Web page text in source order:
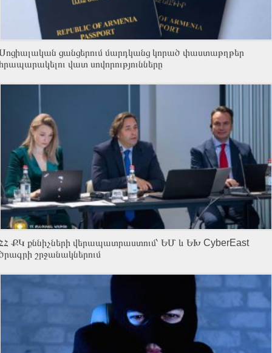
ցանցերում մարդկանց կորած փաստաթղթեր
վատ սովորությունները
ՔԿ քննիչների վերապատրաստում՝ ԵՄ և ԵԽ CyberEast
շրջանակներում